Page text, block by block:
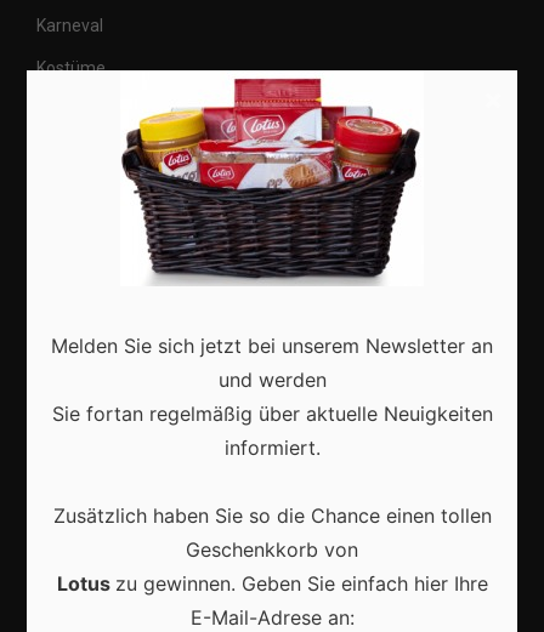
Karneval
Kostüme
Veranstaltungen
Karneval in Deutschland: Traditionen, Kostüme und
Melden Sie sich jetzt bei unserem Newsletter an
und werden
Sie fortan regelmäßig über aktuelle Neuigkeiten
informiert.
Zusätzlich haben Sie so die Chance einen tollen
Geschenkkorb von
Lotus zu gewinnen. Geben Sie einfach hier Ihre
E-Mail-Adrese an: